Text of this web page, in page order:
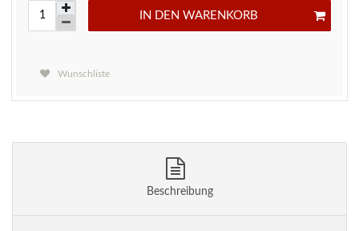
IN DEN WARENKORB
Wunschliste
Beschreibung